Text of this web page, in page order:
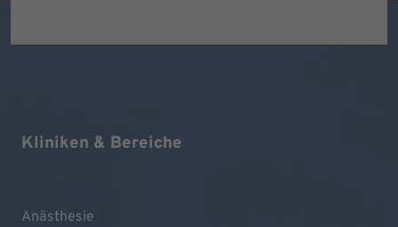
Kliniken & Bereiche
Anästhesie